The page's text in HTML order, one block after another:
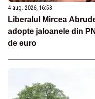
4 aug. 2026, 16:58
Liberalul Mircea
adopte jaloanele din
de euro